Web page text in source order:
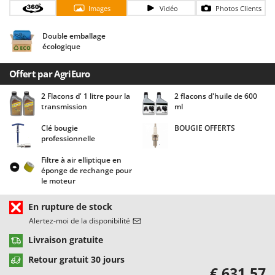
Chaudrons électriques pour polenta
Cisailles taille-haies manuelles
Climatiseurs
Compresseurs d'air électriques
Compresseurs pour la récolte des olives et la taille
Coupe-bordures - Trimmers
Coupe-branches
Couveuses à œufs
Cultivateurs Tiller à ressorts - Extirpateurs
D
Débroussailleuses
Décompacteurs agricoles
Découpeurs plasma
Déplaqueuses de gazon
Barbieri
Benassi
Beper
Berkel
Bernardi
Bertolini Pumps
Besser Vacuum
Bestway
Beta tools
Bissell
Black & Decker
Blue Bird
Bomet
Images Vidéo Photos Clients
Double emballage
écologique
Offert par AgriEuro
2 Flacons d' 1 litre pour la
transmission
2 flacons d'huile de 600
ml
Clé bougie
professionnelle
BOUGIE OFFERTS
Filtre à air elliptique en
éponge de rechange pour
le moteur
En rupture de stock
Alertez-moi de la disponibilité
Livraison gratuite
Retour gratuit 30 jours